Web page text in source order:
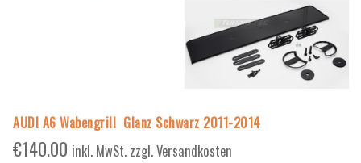
AUDI A6 Wabengrill Glanz Schwarz 2011-2014
€140.00 inkl. MwSt. zzgl. Versandkosten